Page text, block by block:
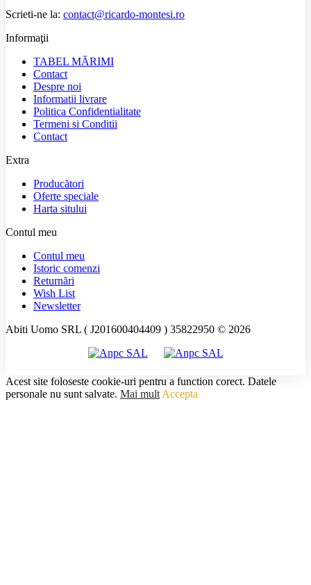
Scrieti-ne la: contact@ricardo-montesi.ro
Informaţii
TABEL MĂRIMI
Contact
Despre noi
Informatii livrare
Politica Confidentialitate
Termeni si Conditii
Contact
Extra
Producători
Oferte speciale
Harta sitului
Contul meu
Contul meu
Istoric comenzi
Returnări
Wish List
Newsletter
Abiti Uomo SRL ( J201600404409 ) 35822950 © 2026
Acest site foloseste cookie-uri pentru a function corect. Datele
personale nu sunt salvate. Mai mult Accepta